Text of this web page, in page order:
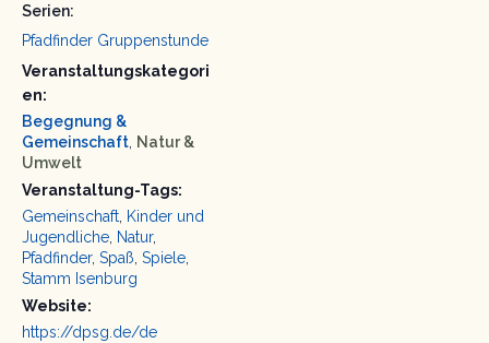
Serien:
Pfadfinder Gruppenstunde
Veranstaltungskategori
en:
Begegnung &
Gemeinschaft Natur &
Umwelt
Veranstaltung-Tags:
Gemeinschaft Kinder und
Jugendliche Natur,
Pfadfinder, Spaß Spiele
Stamm Isenburg
Website:
https://dpsg.de/de